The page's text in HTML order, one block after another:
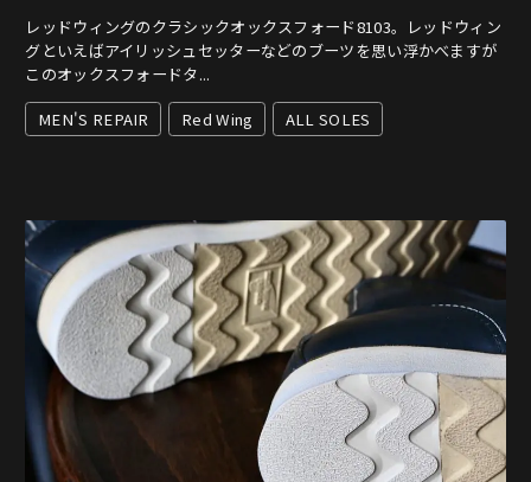
レッドウィングのクラシックオックスフォード8103。レッドウィン
グといえばアイリッシュセッターなどのブーツを思い浮かべますが
このオックスフォードタ...
MEN'S REPAIR Red Wing ALL SOLES